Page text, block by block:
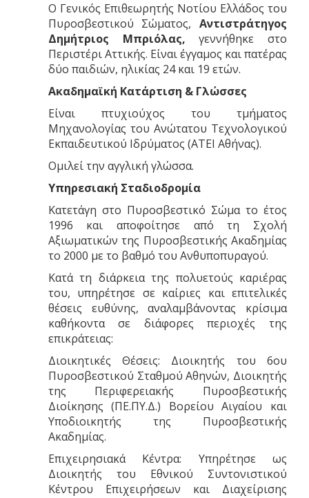
Ο Γενικός Επιθεωρητής Νοτίου Ελλάδος του
Πυροσβεστικού Σώματος, Αντιστράτηγος
Δημήτριος Μπριόλας, γεννήθηκε στο
Περιστέρι Αττικής. Είναι έγγαμος και πατέρας
δύο παιδιών, ηλικίας 24 και 19 ετών.
Ακαδημαϊκή Κατάρτιση & Γλώσσες
Είναι πτυχιούχος του τμήματος
Μηχανολογίας του Ανώτατου Τεχνολογικού
Εκπαιδευτικού Ιδρύματος (ΑΤΕΙ Αθήνας).
Ομιλεί την αγγλική γλώσσα.
Υπηρεσιακή Σταδιοδρομία
Κατετάγη στο Πυροσβεστικό Σώμα το έτος
1996 και αποφοίτησε από τη Σχολή
Αξιωματικών της Πυροσβεστικής Ακαδημίας
το 2000 με το βαθμό του Ανθυποπυραγού.
Κατά τη διάρκεια της πολυετούς καριέρας
του, υπηρέτησε σε καίριες και επιτελικές
θέσεις ευθύνης, αναλαμβάνοντας κρίσιμα
καθήκοντα σε διάφορες περιοχές της
επικράτειας:
Διοικητικές Θέσεις: Διοικητής του 6ου
Πυροσβεστικού Σταθμού Αθηνών, Διοικητής
της Περιφερειακής Πυροσβεστικής
Διοίκησης (ΠΕ.ΠΥ.Δ.) Βορείου Αιγαίου και
Υποδιοικητής της Πυροσβεστικής
Ακαδημίας.
Επιχειρησιακά Κέντρα: Υπηρέτησε ως
Διοικητής του Εθνικού Συντονιστικού
Κέντρου Επιχειρήσεων και Διαχείρισης